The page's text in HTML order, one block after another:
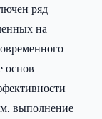
ряд
на
основ
выполнение